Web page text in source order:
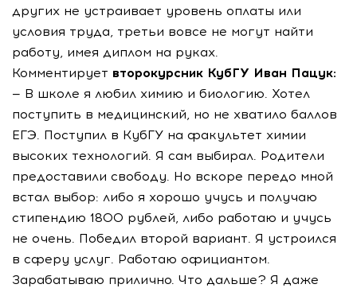
других не устраивает уровень оплаты или
условия труда, третьи вовсе не могут найти
работу, имея диплом на руках.
Комментирует второкурсник КубГУ Иван Пацук:
— В школе я любил химию и биологию. Хотел
поступить в медицинский, но не хватило баллов
ЕГЭ. Поступил в КубГУ на факультет химии
высоких технологий. Я сам выбирал. Родители
предоставили свободу. Но вскоре передо мной
встал выбор: либо я хорошо учусь и получаю
стипендию 1800 рублей, либо работаю и учусь
не очень. Победил второй вариант. Я устроился
в сферу услуг. Работаю официантом.
Зарабатываю прилично. Что дальше? Я даже